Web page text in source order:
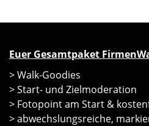
Euer Gesamtpaket
> Walk-Goodies
> Start- und Zielmoderation
> Fotopoint am Start &
> abwechslungsreiche,